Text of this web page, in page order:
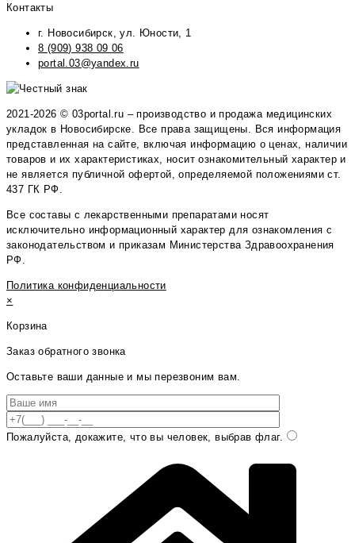
Контакты
г. Новосибирск, ул. Юности, 1
8 (909) 938 09 06
portal.03@yandex.ru
2021-2026 © 03portal.ru – производство и продажа медицинских
укладок в Новосибирске. Все права защищены. Вся информация
представленная на сайте, включая информацию о ценах, наличии
товаров и их характеристиках, носит ознакомительный характер и
не является публичной офертой, определяемой положениями ст.
437 ГК РФ.
Все составы с лекарственными препаратами носят
исключительно информационный характер для ознакомления с
законодательством и приказам Министерства Здравоохранения
РФ.
Политика конфиденциальности
×
Корзина
Заказ обратного звонка
Оставьте ваши данные и мы перезвоним вам.
Пожалуйста, докажите, что вы человек, выбрав флаг.